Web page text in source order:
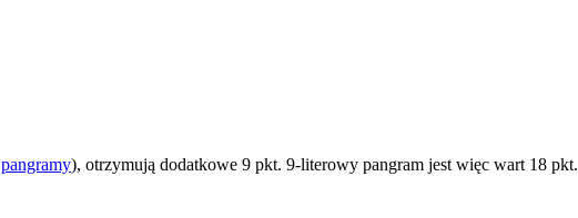
pangramy), otrzymują dodatkowe 9 pkt. 9-literowy pangram jest więc wart 18 pkt.